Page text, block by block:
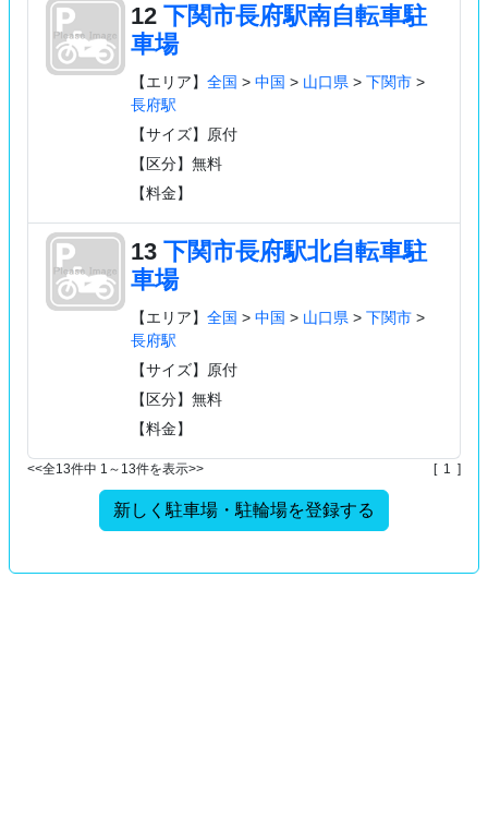
12 下関市長府駅南自転車駐
車場
【エリア】 全国 > 中国 > 山口県 > 下関市>
長府駅
【サイズ】原付
【区分】無料
【料金】
13 下関市長府駅北自転車駐
車場
【エリア】 全国 > 中国 > 山口県 > 下関市>
長府駅
【サイズ】原付
【区分】無料
【料金】
<<全13件中 1～13件を表示>> [ 1 ]
新しく駐車場・駐輪場を登録する